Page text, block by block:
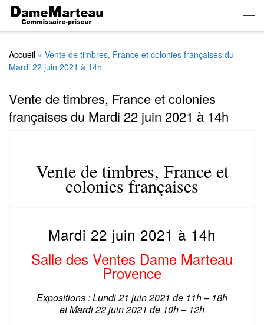
Skip to content
Accueil » Vente de timbres, France et colonies françaises du
Mardi 22 juin 2021 à 14h
Vente de timbres, France et colonies
françaises du Mardi 22 juin 2021 à 14h
Vente de timbres, France et
colonies françaises
Mardi 22 juin 2021 à 14h
Salle des Ventes Dame Marteau
Provence
Expositions : Lundi 21 juin 2021 de 11h – 18h
etMardi 22 juin 2021 de 10h – 12h